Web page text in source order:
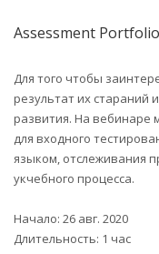
Assessment Portfolio
Для того чтобы
результат их стараний
развития. На вебинаре
для входного
языком, отслеживания
укчебного процесса.
Начало: 26 авг. 2020
Длительность: 1 час